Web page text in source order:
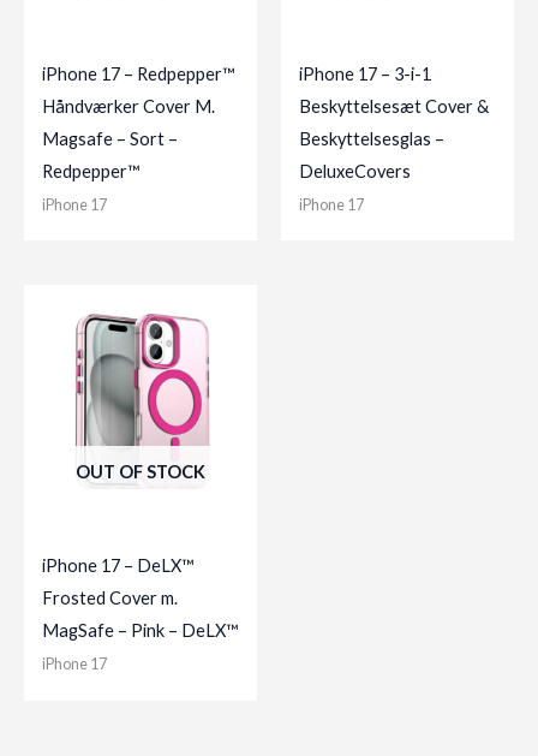
iPhone 17 – Redpepper™
Håndværker Cover M.
Magsafe – Sort –
Redpepper™
iPhone 17
iPhone 17 – 3-i-1
Beskyttelsesæt Cover &
Beskyttelsesglas –
DeluxeCovers
iPhone 17
OUT OF STOCK
iPhone 17 – DeLX™
Frosted Cover m.
MagSafe – Pink – DeLX™
iPhone 17